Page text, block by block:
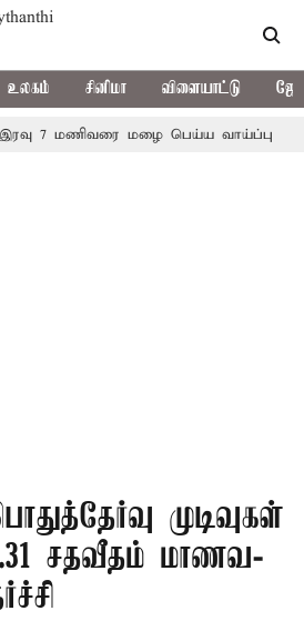
உலகம் சினிமா விளையாட்டு
மணிவரை மழை பெய்ய வாய்ப்பு
முடிவுகள்
சதவீதம் மாணவ-